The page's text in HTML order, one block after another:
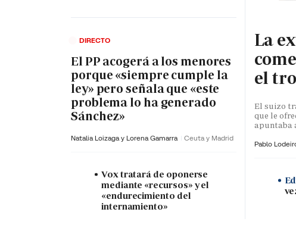
DIRECTO
El PP acogerá a los menores
porque «siempre cumple la
ley» pero señala que «este
problema lo ha generado
Sánchez»
Natalia Loizaga y Lorena Gamarra Ceuta y Madrid
Vox tratará de oponerse
mediante «recursos» y el
«endurecimiento del
internamiento»
La
el
El suizo
que le
apuntaba
Pablo